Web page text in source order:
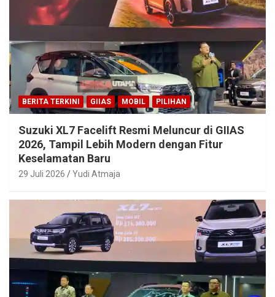
BERITA TERKINI GIIAS MOBIL PILIHAN
Suzuki XL7 Facelift Resmi Meluncur di GIIAS
2026, Tampil Lebih Modern dengan Fitur
Keselamatan Baru
29 Juli 2026 Yudi Atmaja